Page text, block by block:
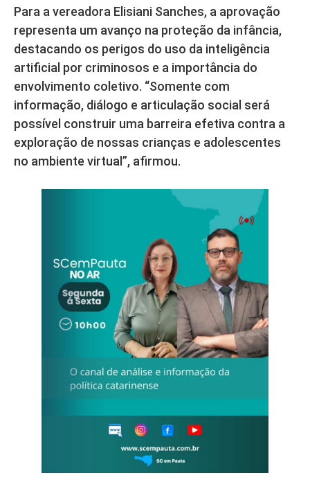
Para a vereadora Elisiani Sanches, a aprovação
representa um avanço na proteção da infância,
destacando os perigos do uso da inteligência
artificial por criminosos e a importância do
envolvimento coletivo. “Somente com
informação, diálogo e articulação social será
possível construir uma barreira efetiva contra a
exploração de nossas crianças e adolescentes
no ambiente virtual”, afirmou.